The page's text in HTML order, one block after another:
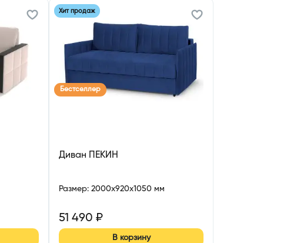
Хит продаж
Бестселлер
Диван ПЕКИН
Размер: 2000x920x1050 мм
51 490 ₽
В корзину